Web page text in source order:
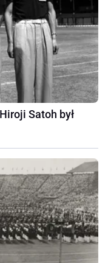
Satoh był